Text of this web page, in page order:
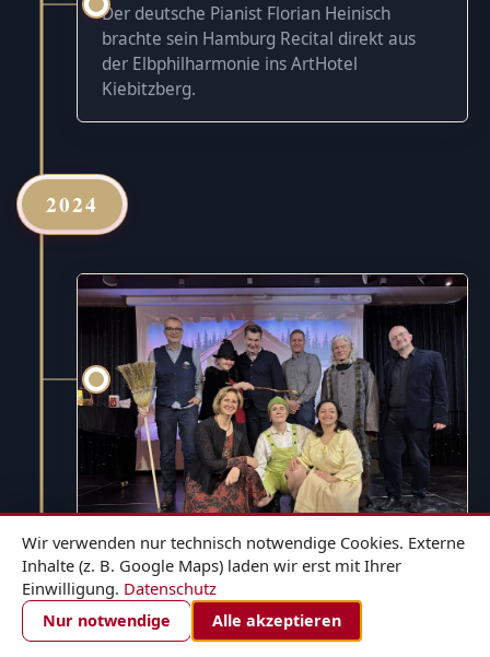
Der deutsche Pianist Florian Heinisch
brachte sein Hamburg Recital direkt aus
der Elbphilharmonie ins ArtHotel
Kiebitzberg.
2024
1. DEZEMBER 2024
Hänsel und Gretel - für die ganze
ZIMMER BUCHEN
Wir verwenden nur technisch notwendige Cookies. Externe
Inhalte (z. B. Google Maps) laden wir erst mit Ihrer
Einwilligung. Datenschutz
Nur notwendige Alle akzeptieren